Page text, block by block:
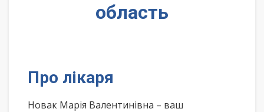
область
Про лікаря
Новак Марія Валентинівна – ваш